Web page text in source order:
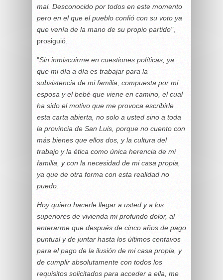
mal. Desconocido por todos en este momento
pero en el que el pueblo confió con su voto ya
que venía de la mano de su propio partido",
prosiguió.
"Sin inmiscuirme en cuestiones políticas, ya
que mi día a día es trabajar para la
subsistencia de mi familia, compuesta por mi
esposa y el bebé que viene en camino, el cual
ha sido el motivo que me provoca escribirle
esta carta abierta, no solo a usted sino a toda
la provincia de San Luis, porque no cuento con
más bienes que ellos dos, y la cultura del
trabajo y la ética como única herencia de mi
familia, y con la necesidad de mi casa propia,
ya que de otra forma con esta realidad no
puedo.
Hoy quiero hacerle llegar a usted y a los
superiores de vivienda mi profundo dolor, al
enterarme que después de cinco años de pago
puntual y de juntar hasta los últimos centavos
para el pago de la ilusión de mi casa propia, y
de cumplir absolutamente con todos los
requisitos solicitados para acceder a ella, me